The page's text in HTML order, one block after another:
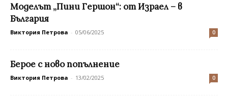
Моделът „Пини Гершон“: от Израел – в
България
Виктория Петрова - 05/06/2025 0
Берое с ново попълнение
Виктория Петрова - 13/02/2025 0